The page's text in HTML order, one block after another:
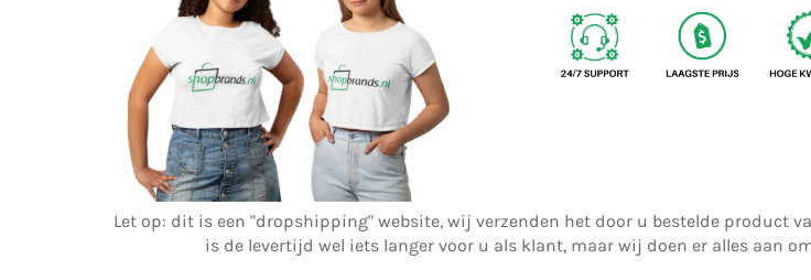
Let op: dit is een "dropshipping" website, wij verzenden het door u bestelde product
is de levertijd wel iets langer voor u als klant, maar wij doen er alles aan